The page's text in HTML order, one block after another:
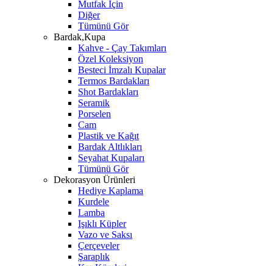
Mutfak İçin
Diğer
Tümünü Gör
Bardak,Kupa
Kahve - Çay Takımları
Özel Koleksiyon
Besteci İmzalı Kupalar
Termos Bardakları
Shot Bardakları
Seramik
Porselen
Cam
Plastik ve Kağıt
Bardak Altlıkları
Seyahat Kupaları
Tümünü Gör
Dekorasyon Ürünleri
Hediye Kaplama
Kurdele
Lamba
Işıklı Küpler
Vazo ve Saksı
Çerçeveler
Şaraplık